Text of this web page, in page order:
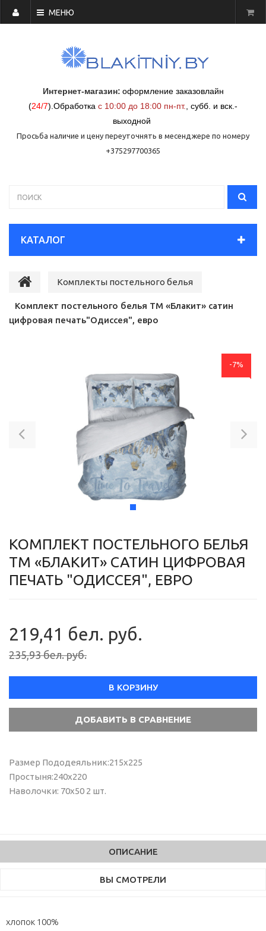
МЕНЮ
Интернет-магазин: оформление заказовлайн
(24/7) Обработка с 10:00 до 18:00 пн-пт. субб. и вск.-
выходной
Просьба наличие и цену переуточнять в месенджере по номеру
+375297700365
КАТАЛОГ
Комплекты постельного белья
Комплект постельного белья ТМ «Блакит» сатин
цифровая печать"Одиссея", евро
-7%
Previous
КОМПЛЕКТ ПОСТЕЛЬНОГО БЕЛЬЯ
ТМ «БЛАКИТ» САТИН ЦИФРОВАЯ
ПЕЧАТЬ "ОДИССЕЯ", ЕВРО
219,41 бел. руб.
235,93 бел. руб.
В КОРЗИНУ
Размер Пододеяльник:215х225
Простыня:240х220
Наволочки: 70х50 2 шт.
ОПИСАНИЕ
ВЫ СМОТРЕЛИ
хлопок 100%